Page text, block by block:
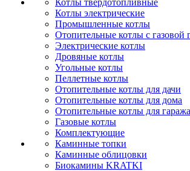
Котлы твердотопливные
Котлы электрические
Промышленные котлы
Отопительные котлы с газовой
Электрические котлы
Дровяные котлы
Угольные котлы
Пеллетные котлы
Отопительные котлы для дачи
Отопительные котлы для дома
Отопительные котлы для гаража
Газовые котлы
Комплектующие
Каминные топки
Каминные облицовки
Биокамины KRATKI